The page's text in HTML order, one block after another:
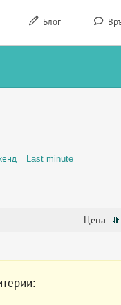
Блог
Last minute
Цена